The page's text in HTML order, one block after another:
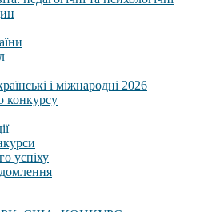
і міжнародні 2026
конкурсу
успіху